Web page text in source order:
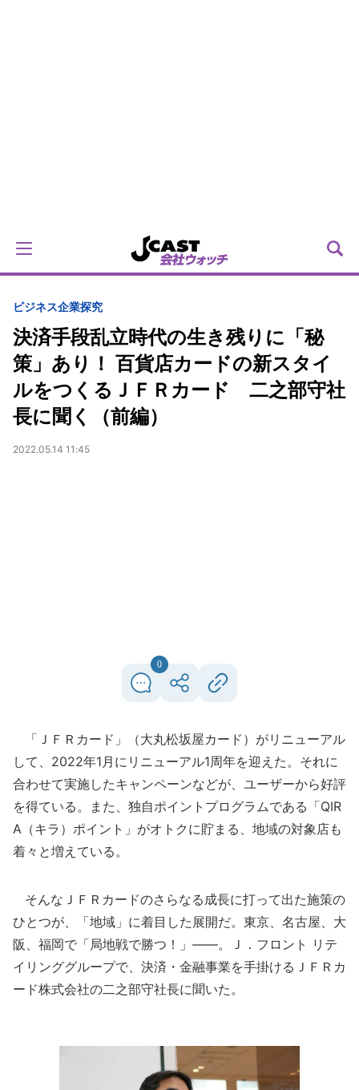
ビジネス企業探究
決済手段乱立時代の生き残りに「秘
策」あり！ 百貨店カードの新スタイ
ルをつくるＪＦＲカード 二之部守社
長に聞く（前編）
2022.05.14 11:45
0
「ＪＦＲカード」（大丸松坂屋カード）がリニューアル
して、2022年1月にリニューアル1周年を迎えた。それに
合わせて実施したキャンペーンなどが、ユーザーから好評
を得ている。また、独自ポイントプログラムである「QIR
A（キラ）ポイント」がオトクに貯まる、地域の対象店も
着々と増えている。
そんなＪＦＲカードのさらなる成長に打って出た施策の
ひとつが、「地域」に着目した展開だ。東京、名古屋、大
阪、福岡で「局地戦で勝つ！」――。Ｊ．フロント リテ
イリンググループで、決済・金融事業を手掛けるＪＦＲカ
ード株式会社の二之部守社長に聞いた。